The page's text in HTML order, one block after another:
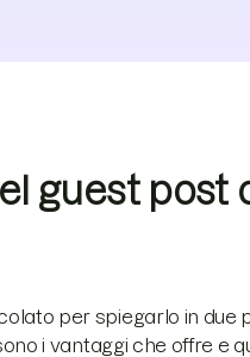
guest post
per spiegarlo in due
i vantaggi che offre e